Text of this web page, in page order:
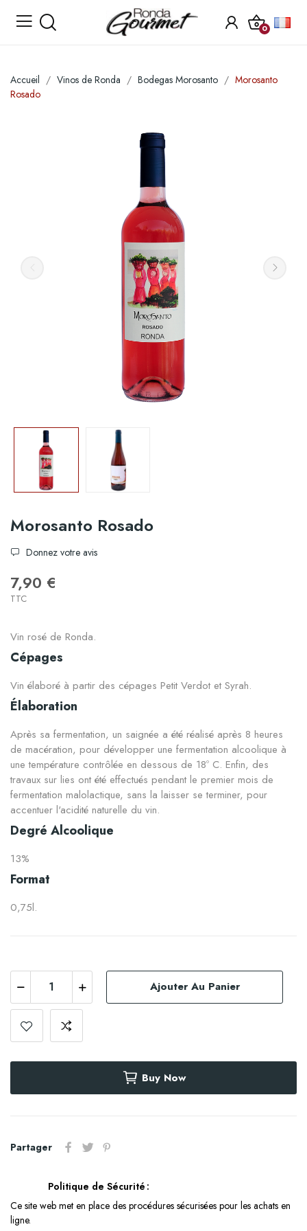
0
Accueil Vinos de Ronda Bodegas Morosanto
Morosanto
Rosado
Morosanto Rosado
Donnez votre avis
7,90 €
TTC
Vin rosé de Ronda.
Cépages
Vin élaboré à partir des cépages Petit Verdot et Syrah.
Élaboration
Après sa fermentation, un saignée a été réalisé après 8 heures
de macération, pour développer une fermentation alcoolique à
une température contrôlée en dessous de 18º C. Enfin, des
travaux sur lies ont été effectués pendant le premier mois de
fermentation malolactique, sans la laisser se terminer, pour
accentuer l'acidité naturelle du vin.
Degré Alcoolique
13%
Format
0,75l.
Ajouter Au Panier
Buy Now
Partager
Politique de Sécurité
Ce site web met en place des procédures sécurisées pour les achats en
ligne.